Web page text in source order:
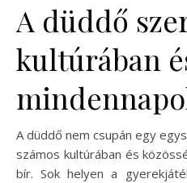
A düddő
kultúrában
A düddő nem csupán egy
számos kultúrában és
bír. Sok helyen a